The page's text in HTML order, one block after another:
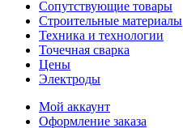
Сопутствующие товары
Строительные материалы
Техника и технологии
Точечная сварка
Цены
Электроды
Мой аккаунт
Оформление заказа